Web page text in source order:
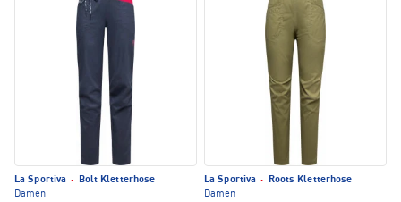
La Sportiva ·
Bolt Kletterhose
Damen
La Sportiva ·
Roots Kletterhose
Damen